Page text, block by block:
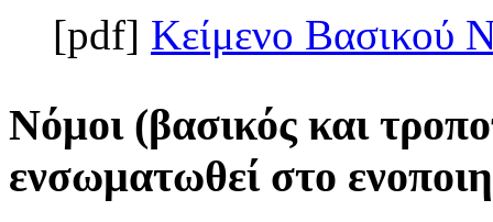
[pdf] Κείμενο Βασικού
Νόμοι (βασικός και
ενσωματωθεί στο